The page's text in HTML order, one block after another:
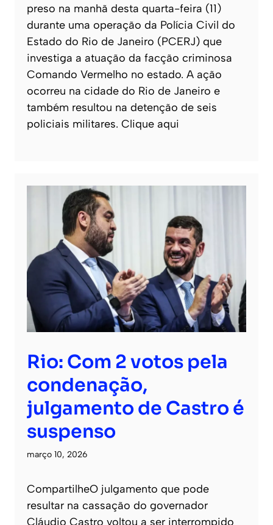
preso na manhã desta quarta-feira (11)
durante uma operação da Polícia Civil do
Estado do Rio de Janeiro (PCERJ) que
investiga a atuação da facção criminosa
Comando Vermelho no estado. A ação
ocorreu na cidade do Rio de Janeiro e
também resultou na detenção de seis
policiais militares. Clique aqui
Rio: Com 2 votos pela
condenação,
julgamento de Castro é
suspenso
março 10, 2026
CompartilheO julgamento que pode
resultar na cassação do governador
Cláudio Castro voltou a ser interrompido